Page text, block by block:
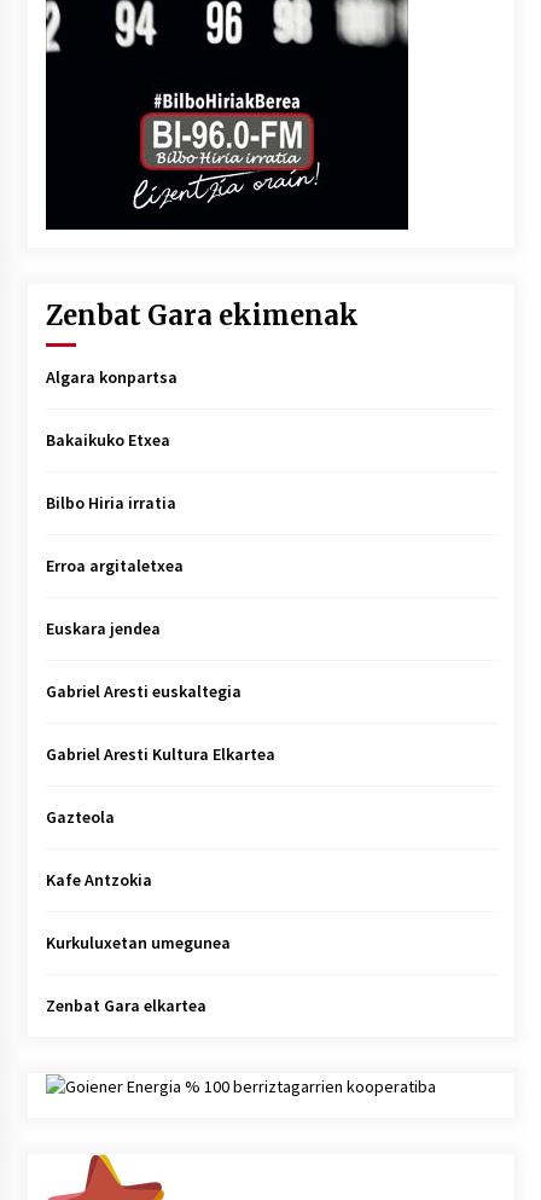
Zenbat Gara ekimenak
Algara konpartsa
Bakaikuko Etxea
Bilbo Hiria irratia
Erroa argitaletxea
Euskara jendea
Gabriel Aresti euskaltegia
Gabriel Aresti Kultura Elkartea
Gazteola
Kafe Antzokia
Kurkuluxetan umegunea
Zenbat Gara elkartea